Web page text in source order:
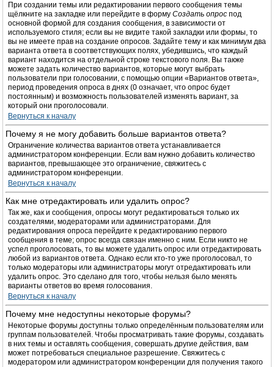
При создании темы или редактировании первого сообщения темы
щёлкните на закладке или перейдите в форму Создать опрос под
основной формой для создания сообщения, в зависимости от
используемого стиля; если вы не видите такой закладки или формы, то
вы не имеете прав на создание опросов. Задайте тему и как минимум два
варианта ответа в соответствующих полях, убедившись, что каждый
вариант находится на отдельной строке текстового поля. Вы также
можете задать количество вариантов, которые могут выбрать
пользователи при голосовании, с помощью опции «Вариантов ответа»,
период проведения опроса в днях (0 означает, что опрос будет
постоянным) и возможность пользователей изменять вариант, за
который они проголосовали.
Вернуться к началу
Почему я не могу добавить больше вариантов ответа?
Ограничение количества вариантов ответа устанавливается
администратором конференции. Если вам нужно добавить количество
вариантов, превышающее это ограничение, свяжитесь с
администратором конференции.
Вернуться к началу
Как мне отредактировать или удалить опрос?
Так же, как и сообщения, опросы могут редактироваться только их
создателями, модераторами или администраторами. Для
редактирования опроса перейдите к редактированию первого
сообщения в теме; опрос всегда связан именно с ним. Если никто не
успел проголосовать, то вы можете удалить опрос или отредактировать
любой из вариантов ответа. Однако если кто-то уже проголосовал, то
только модераторы или администраторы могут отредактировать или
удалить опрос. Это сделано для того, чтобы нельзя было менять
варианты ответов во время голосования.
Вернуться к началу
Почему мне недоступны некоторые форумы?
Некоторые форумы доступны только определённым пользователям или
группам пользователей. Чтобы просматривать такие форумы, создавать
в них темы и оставлять сообщения, совершать другие действия, вам
может потребоваться специальное разрешение. Свяжитесь с
модератором или администратором конференции для получения такого